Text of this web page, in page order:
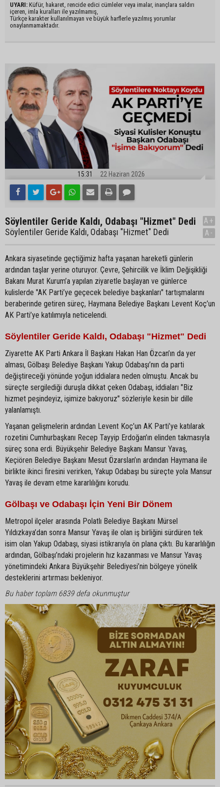
UYARI: Küfür, hakaret, rencide edici cümleler veya imalar, inançlara saldırı
içeren, imla kuralları ile yazılmamış,
Türkçe karakter kullanılmayan ve büyük harflerle yazılmış yorumlar
onaylanmamaktadır.
15:31 22 Haziran 2026
Söylentiler Geride Kaldı, Odabaşı "Hizmet" Dedi
Söylentiler Geride Kaldı, Odabaşı "Hizmet" Dedi
A+
A-
Ankara siyasetinde geçtiğimiz hafta yaşanan hareketli günlerin
ardından taşlar yerine oturuyor. Çevre, Şehircilik ve İklim Değişikliği
Bakanı Murat Kurum’a yapılan ziyaretle başlayan ve günlerce
kulislerde "AK Parti’ye geçecek belediye başkanları" tartışmalarını
beraberinde getiren süreç, Haymana Belediye Başkanı Levent Koç’un
AK Parti’ye katılımıyla neticelendi.
Söylentiler Geride Kaldı, Odabaşı "Hizmet" Dedi
Ziyarette AK Parti Ankara İl Başkanı Hakan Han Özcan’ın da yer
alması, Gölbaşı Belediye Başkanı Yakup Odabaşı’nın da parti
değiştireceği yönünde yoğun iddialara neden olmuştu. Ancak bu
süreçte sergilediği duruşla dikkat çeken Odabaşı, iddiaları "Biz
hizmet peşindeyiz, işimize bakıyoruz" sözleriyle kesin bir dille
yalanlamıştı.
Yaşanan gelişmelerin ardından Levent Koç’un AK Parti’ye katılarak
rozetini Cumhurbaşkanı Recep Tayyip Erdoğan’ın elinden takmasıyla
süreç sona erdi. Büyükşehir Belediye Başkanı Mansur Yavaş,
Keçiören Belediye Başkanı Mesut Özarslan’ın ardından Haymana ile
birlikte ikinci firesini verirken, Yakup Odabaşı bu süreçte yola Mansur
Yavaş ile devam etme kararlılığını korudu.
Gölbaşı ve Odabaşı İçin Yeni Bir Dönem
Metropol ilçeler arasında Polatlı Belediye Başkanı Mürsel
Yıldızkaya’dan sonra Mansur Yavaş ile olan iş birliğini sürdüren tek
isim olan Yakup Odabaşı, siyasi istikrarıyla ön plana çıktı. Bu kararlılığın
ardından, Gölbaşı’ndaki projelerin hız kazanması ve Mansur Yavaş
yönetimindeki Ankara Büyükşehir Belediyesi’nin bölgeye yönelik
desteklerini artırması bekleniyor.
Bu haber toplam 6839 defa okunmuştur